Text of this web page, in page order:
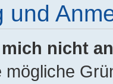
und
nicht
mögliche